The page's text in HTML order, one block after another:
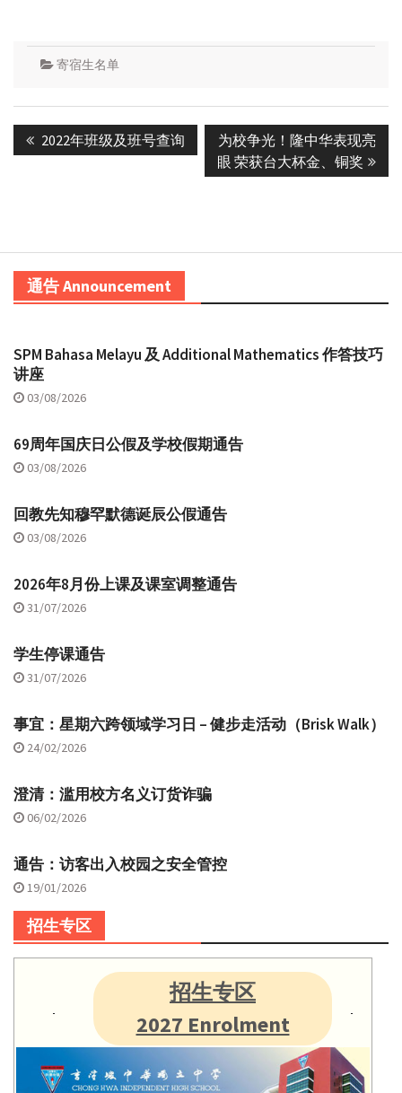
寄宿生名单
navigation
Previous
post:
2022年班级及班号查询
Next
post:
为校争光！隆中华表现亮
眼 荣获台大杯金、铜奖
通告 Announcement
SPM Bahasa Melayu 及 Additional Mathematics 作答技巧
讲座
03/08/2026
69周年国庆日公假及学校假期通告
03/08/2026
回教先知穆罕默德诞辰公假通告
03/08/2026
2026年8月份上课及课室调整通告
31/07/2026
学生停课通告
31/07/2026
事宜：星期六跨领域学习日 – 健步走活动（Brisk Walk）
24/02/2026
澄清：滥用校方名义订货诈骗
06/02/2026
通告：访客出入校园之安全管控
19/01/2026
招生专区
招生专区
2027 Enrolment